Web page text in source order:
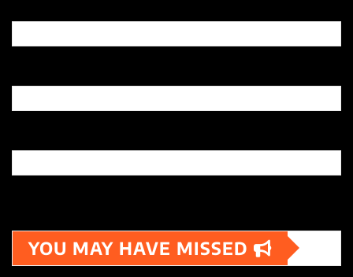
YOU MAY HAVE MISSED